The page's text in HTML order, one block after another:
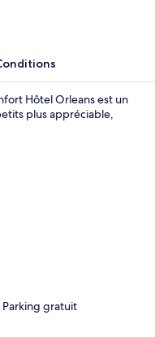
Hôtel Orleans est un
plus appréciable,
Parking gratuit